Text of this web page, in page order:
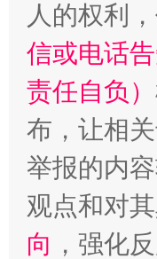
人的权利
信或电话
责任自负）
布，让相
举报的内
观点和对
向 ，强化